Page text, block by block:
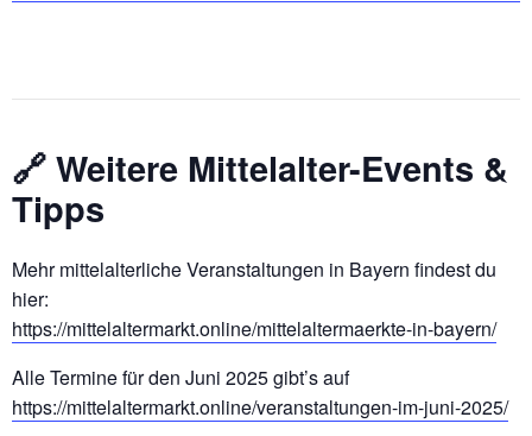
🔗Weitere Mittelalter-Events &
Tipps
Mehr mittelalterliche Veranstaltungen in Bayern findest du
hier:
https://mittelaltermarkt.online/mittelaltermaerkte-in-bayern/
Alle Termine für den Juni 2025 gibt’s auf
https://mittelaltermarkt.online/veranstaltungen-im-juni-2025/